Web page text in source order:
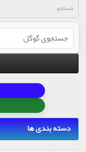
دسته بندی ها